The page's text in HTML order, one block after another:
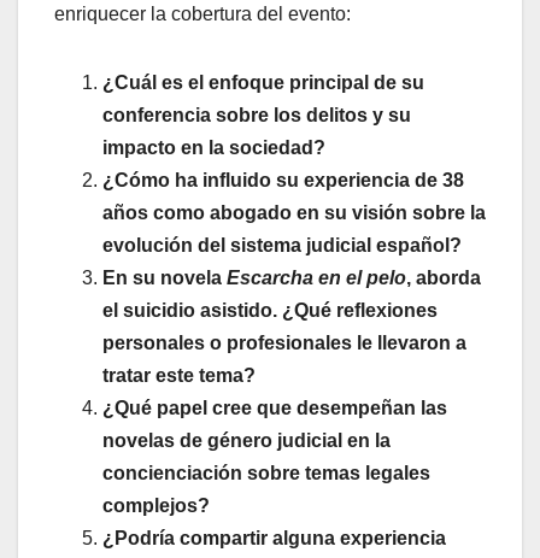
enriquecer la cobertura del evento:
¿Cuál es el enfoque principal de su
conferencia sobre los delitos y su
impacto en la sociedad?
¿Cómo ha influido su experiencia de 38
años como abogado en su visión sobre la
evolución del sistema judicial español?
En su novela Escarcha en el pelo, aborda
el suicidio asistido. ¿Qué reflexiones
personales o profesionales le llevaron a
tratar este tema?
¿Qué papel cree que desempeñan las
novelas de género judicial en la
concienciación sobre temas legales
complejos?
¿Podría compartir alguna experiencia